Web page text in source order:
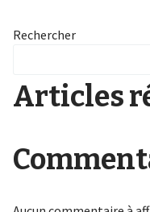
Rechercher
Articles